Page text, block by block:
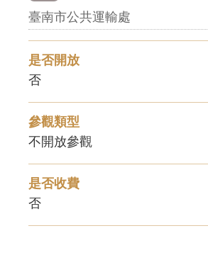
臺南市公共運輸處
是否開放
否
參觀類型
不開放參觀
是否收費
否